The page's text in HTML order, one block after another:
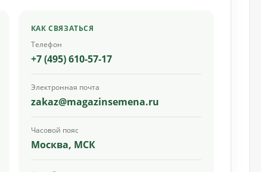
КАК СВЯЗАТЬСЯ
Телефон
+7 (495) 610-57-17
Электронная почта
zakaz@magazinsemena.ru
Часовой пояс
Москва, МСК